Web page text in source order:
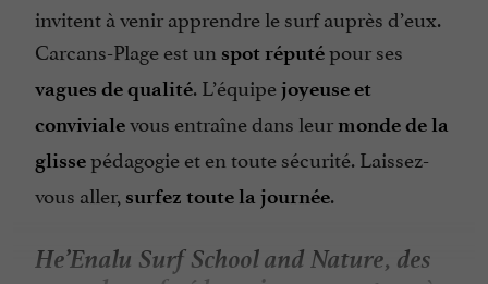
invitent à venir apprendre le surf auprès d’eux.
Carcans-Plage est un spot réputépour ses
vagues de qualité. L’équipejoyeuse et
convivialevous entraîne dans leur monde de la
glissepédagogie et en toute sécurité. Laissez-
vous aller, surfez toute la journée.
He’Enalu Surf School and Nature, des